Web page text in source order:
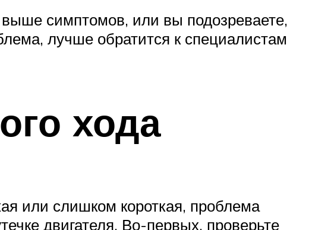
симптомов, или вы подозреваете,
лучше обратится к специалистам
хода
или слишком короткая, проблема
двигателя. Во-первых, проверьте